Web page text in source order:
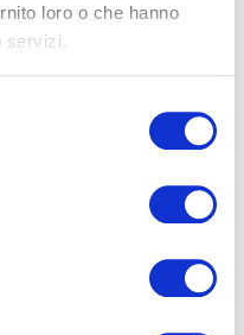
loro o che hanno
servizi.